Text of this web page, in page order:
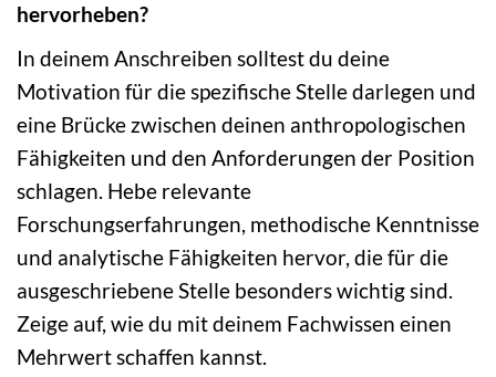
hervorheben?
In deinem Anschreiben solltest du deine
Motivation für die spezifische Stelle darlegen und
eine Brücke zwischen deinen anthropologischen
Fähigkeiten und den Anforderungen der Position
schlagen. Hebe relevante
Forschungserfahrungen, methodische Kenntnisse
und analytische Fähigkeiten hervor, die für die
ausgeschriebene Stelle besonders wichtig sind.
Zeige auf, wie du mit deinem Fachwissen einen
Mehrwert schaffen kannst.